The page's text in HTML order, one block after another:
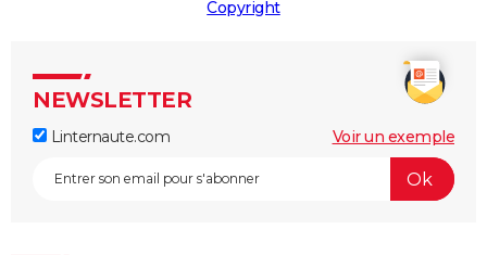
Copyright
NEWSLETTER
Linternaute.com Voir un exemple